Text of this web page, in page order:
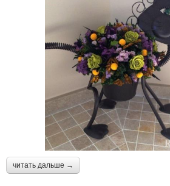
читать дальше →